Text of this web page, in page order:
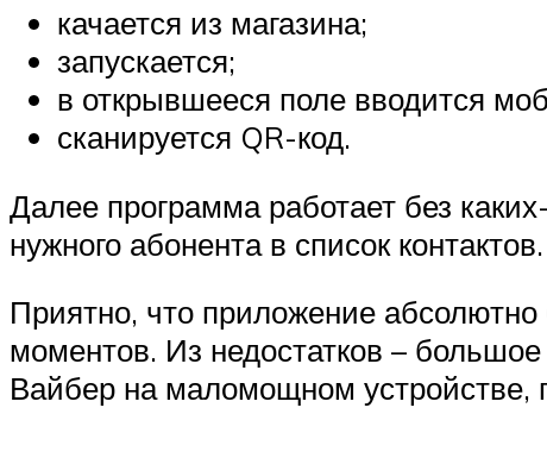
качается из магазина;
запускается;
в открывшееся поле вводится
сканируется QR-код.
Далее программа работает без
нужного абонента в список контактов.
Приятно, что приложение
моментов. Из недостатков –
Вайбер на маломощном устройстве,